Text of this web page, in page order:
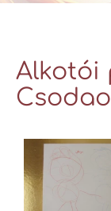
Alkotói